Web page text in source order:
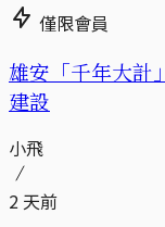
僅限會員
雄安「千年大計
建設
小飛
2 天前